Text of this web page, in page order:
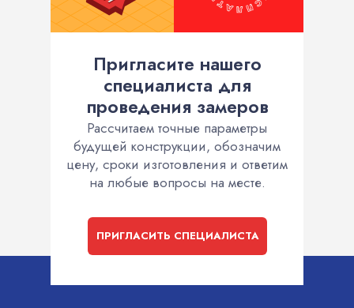
Пригласите нашего
специалиста для
проведения замеров
Рассчитаем точные параметры
будущей конструкции, обозначим
цену, сроки изготовления и ответим
на любые вопросы на месте.
ПРИГЛАСИТЬ СПЕЦИАЛИСТА